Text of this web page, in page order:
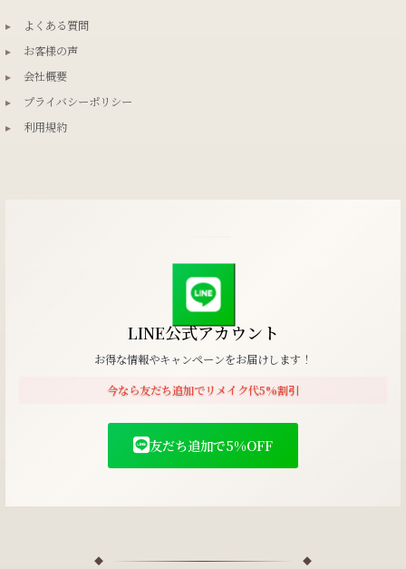
▸
よくある質問
▸
お客様の声
▸
会社概要
▸
プライバシーポリシー
▸
利用規約
LINE公式アカウント
お得な情報やキャンペーンをお届けします！
今なら友だち追加でリメイク代5%割引
友だち追加で5%OFF